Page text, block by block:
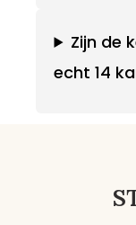
Zijn de
echt 14